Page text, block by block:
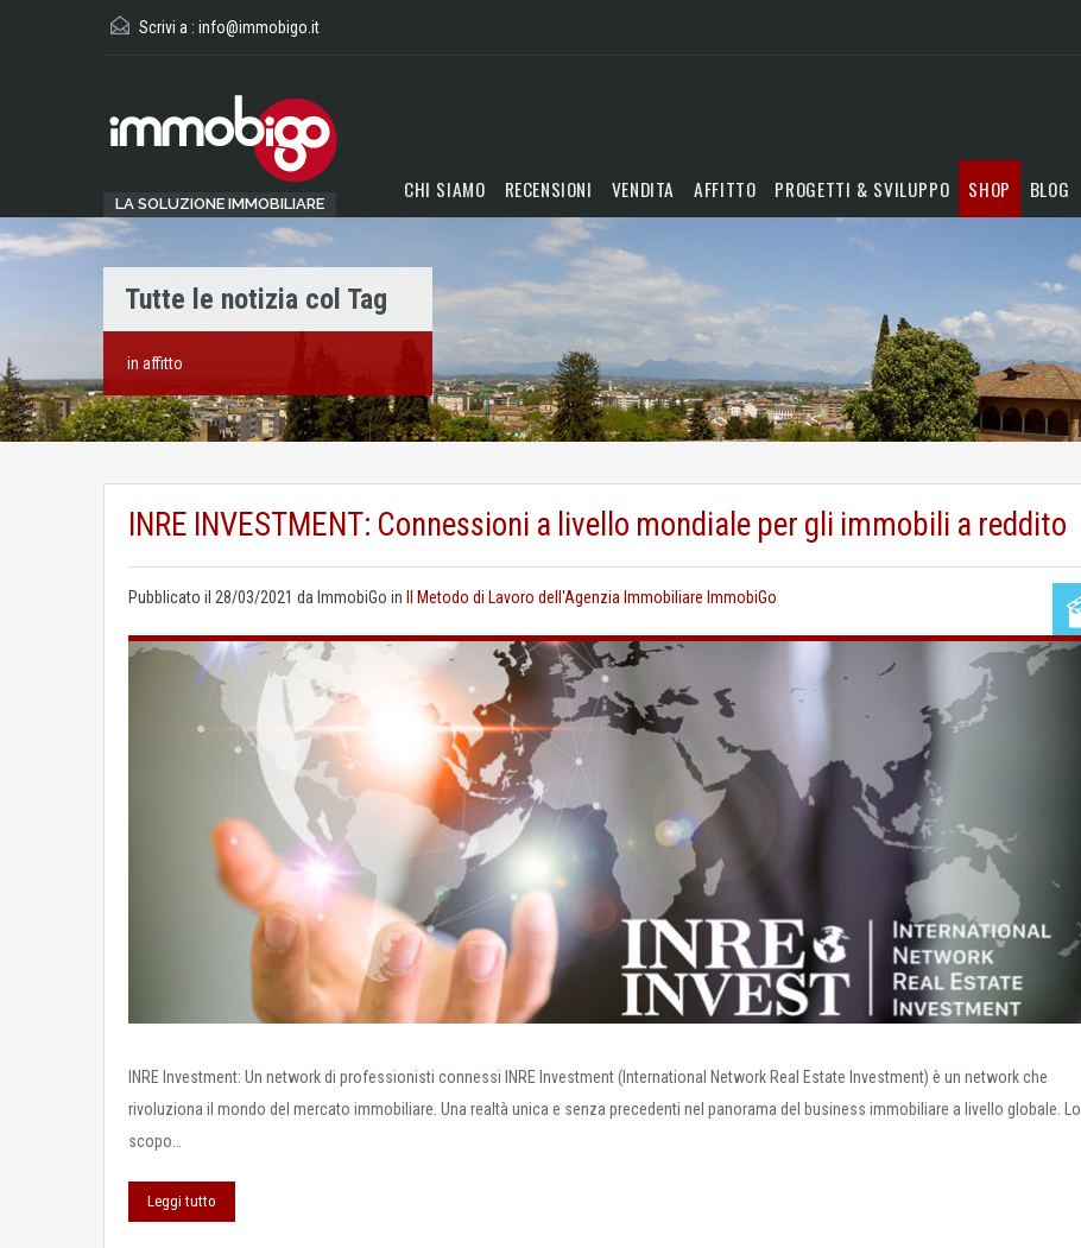
Scrivi a : info@immobigo.it
LA SOLUZIONE IMMOBILIARE
CHI SIAMO RECENSIONI VENDITA AFFITTO PROGETTI & SVILUPPO SHOP BLOG
Tutte le notizia col Tag
in affitto
INRE INVESTMENT: Connessioni a livello mondiale per gli immobili a reddito
Pubblicato il 28/03/2021 da ImmobiGo in Il Metodo di Lavoro dell'Agenzia Immobiliare ImmobiGo
INRE Investment: Un network di professionisti connessi INRE Investment (International Network Real Estate Investment) è un network che
rivoluziona il mondo del mercato immobiliare. Una realtà unica e senza precedenti nel panorama del business immobiliare a livello globale. Lo
scopo…
Leggi tutto